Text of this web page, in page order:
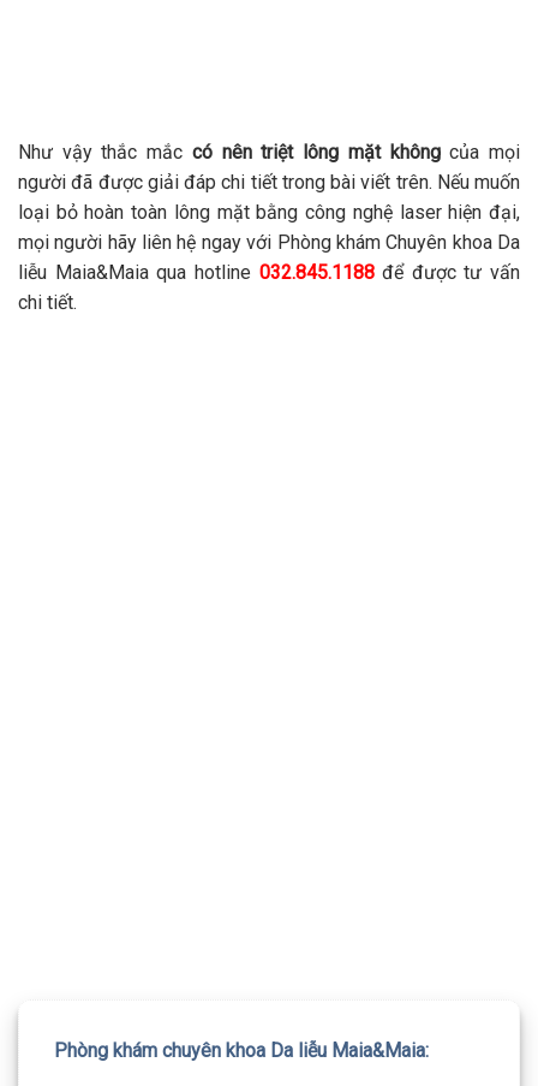
Như vậy thắc mắc có nên triệt lông mặt khôngcủa mọi
người đã được giải đáp chi tiết trong bài viết trên. Nếu muốn
loại bỏ hoàn toàn lông mặt bằng công nghệ laser hiện đại,
mọi người hãy liên hệ ngay với Phòng khám Chuyên khoa Da
liễu Maia&Maia qua hotline 032.845.1188để được tư vấn
chi tiết.
Phòng khám chuyên khoa Da liễu Maia&Maia: